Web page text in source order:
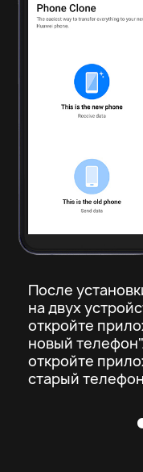
После
на двух
откройте
новый
откройте
старый
выберите